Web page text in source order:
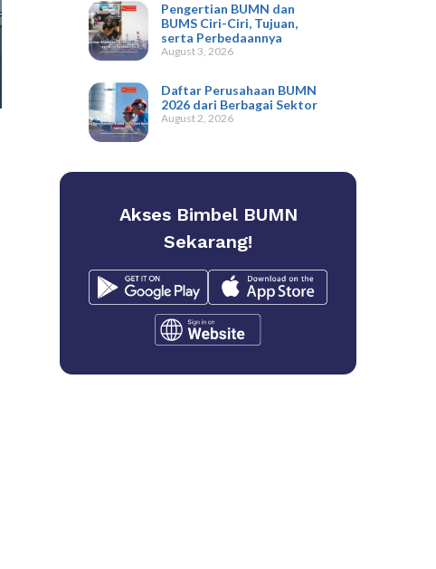
Pengertian BUMN dan
BUMS Ciri-Ciri, Tujuan,
serta Perbedaannya
August 3, 2026
Daftar Perusahaan BUMN
2026 dari Berbagai Sektor
August 2, 2026
Akses Bimbel BUMN
Sekarang!